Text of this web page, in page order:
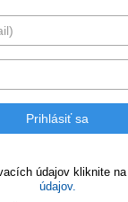
údajov kliknite na
údajov.